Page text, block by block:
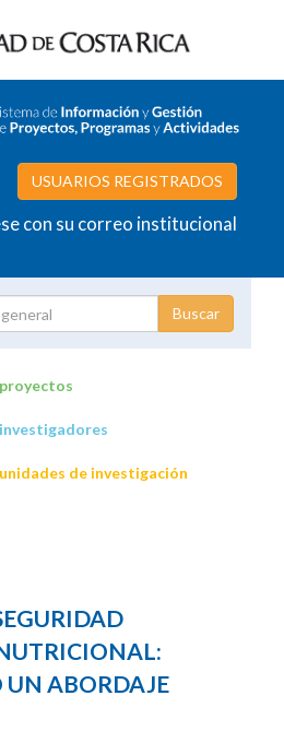
USUARIOS REGISTRADOS
con su correo institucional
de investigación
UN ABORDAJE